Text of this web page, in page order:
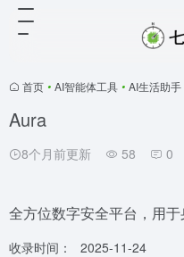
首页 • AI智能体工具 • AI生活助手
Aura
8个月前更新 58 0
全方位数字安全平台，用于
收录时间： 2025-11-24